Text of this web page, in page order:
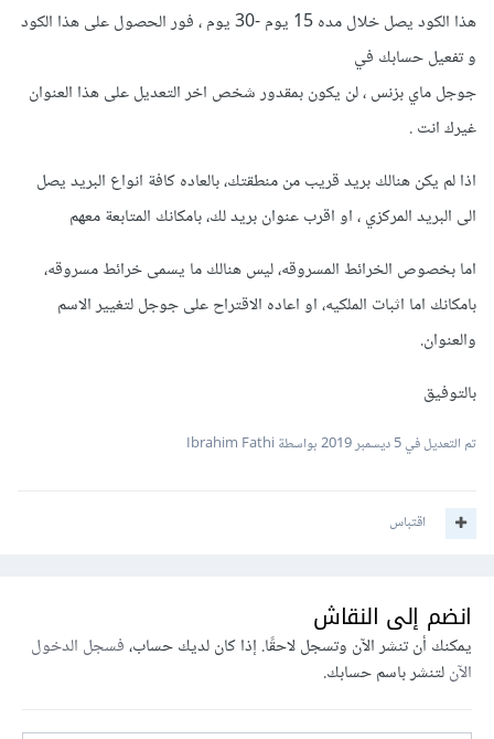
هذا الكود يصل خلال مده 15 يوم -30 يوم ، فور الحصول على هذا الكود
و تفعيل حسابك في
جوجل ماي بزنس ، لن يكون بمقدور شخص اخر التعديل على هذا العنوان
غيرك انت .
اذا لم يكن هنالك بريد قريب من منطقتك، بالعاده كافة انواع البريد يصل
الى البريد المركزي ، او اقرب عنوان بريد لك، بامكانك المتابعة معهم
اما بخصوص الخرائط المسروقه، ليس هنالك ما يسمى خرائط مسروقه،
بامكانك اما اثبات الملكيه، او اعاده الاقتراح على جوجل لتغيير الاسم
والعنوان.
بالتوفيق
تم التعديل في5 ديسمبر 2019 بواسطة Ibrahim Fathi
اقتباس
انضم إلى النقاش
يمكنك أن تنشر الآن وتسجل لاحقًا. إذا كان لديك حساب،فسجل الدخول
الآنلتنشر باسم حسابك.